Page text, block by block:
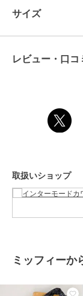
These products
ブランド
ショップ
性別タイプ
カラー
素材
サイズ
レビュー・口コ
取扱いショップ
ミッフィーか